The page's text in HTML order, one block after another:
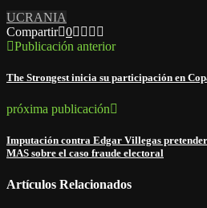
UCRANIA
Compartir 0
Publicación anterior
The Strongest inicia su participación en
próxima publicación
Imputación contra Edgar Villegas
MAS sobre el caso fraude electoral
Artículos Relacionados